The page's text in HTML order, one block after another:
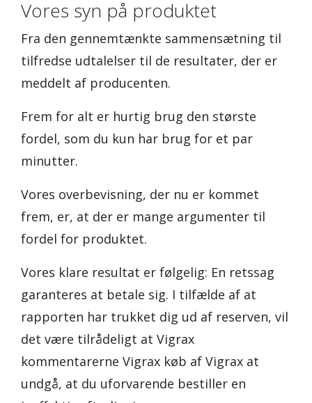
Vores syn på produktet
Fra den gennemtænkte sammensætning til
tilfredse udtalelser til de resultater, der er
meddelt af producenten.
Frem for alt er hurtig brug den største
fordel, som du kun har brug for et par
minutter.
Vores overbevisning, der nu er kommet
frem, er, at der er mange argumenter til
fordel for produktet.
Vores klare resultat er følgelig: En retssag
garanteres at betale sig. I tilfælde af at
rapporten har trukket dig ud af reserven, vil
det være tilrådeligt at Vigrax
kommentarerne Vigrax køb af Vigrax at
undgå, at du uforvarende bestiller en